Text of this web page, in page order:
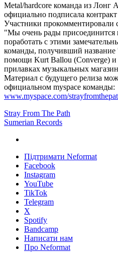
Мetal/hardcore команда из Лонг
официально подписала
Участники прокомментировали
"Мы очень рады присоединится
поработать с этими
команды, получивший
помощи Kurt Ballou (Converge) и
прилавках музыкальных
Материал с будущего релиза
официальном myspace команды:
www.myspace.com/
Stray From The Path
Sumerian Records
Підтримати Neformat
Facebook
Instagram
YouTube
TikTok
Telegram
X
Spotify
Bandcamp
Написати нам
Про Neformat